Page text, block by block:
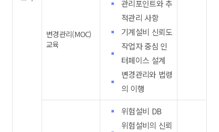
변경관리(MOC)
교육
관리포인트와 추
적관리 사항
기계설비 신뢰도
작업자 중심 인
터페이스 설계
변경관리와 법령
의 이행
위험설비 DB
위험설비의 신뢰